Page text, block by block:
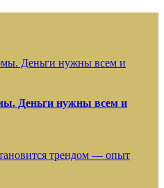
Деньги нужны всем и